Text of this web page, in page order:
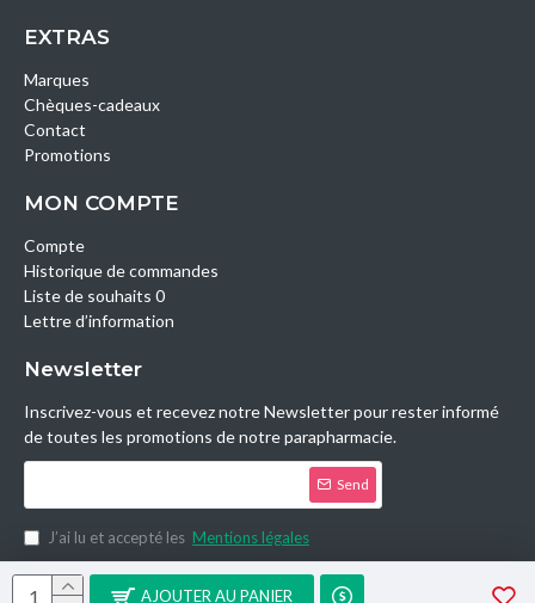
AJOUTER AU PANIER
EXTRAS
Marques
Chèques-cadeaux
Contact
Promotions
MON COMPTE
Compte
Historique de commandes
Liste de souhaits 0
Lettre d’information
Newsletter
Inscrivez-vous et recevez notre Newsletter pour rester informé
de toutes les promotions de notre parapharmacie.
Send
J’ai lu et accepté les Mentions légales
Copyright © 2014, Parashop.tn, All Rights Reserved.